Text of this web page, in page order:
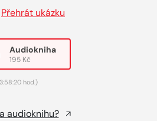
Přehrát ukázku
Audiokniha
195 Kč
hod.)
audioknihu?